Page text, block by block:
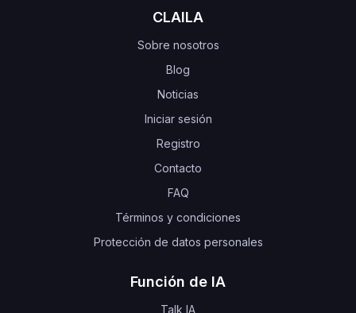
CLAILA
Sobre nosotros
Blog
Noticias
Iniciar sesión
Registro
Contacto
FAQ
Términos y condiciones
Protección de datos personales
Función de IA
Talk IA